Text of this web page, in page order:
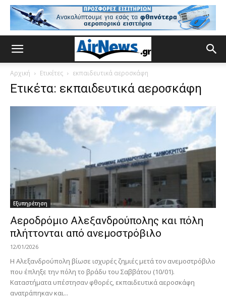
Αρχική Ετικέτες εκπαιδευτικά αεροσκάφη
Ετικέτα: εκπαιδευτικά αεροσκάφη
Εξυπηρέτηση
Αεροδρόμιο Αλεξανδρούπολης και πόλη
πλήττονται από ανεμοστρόβιλο
12/01/2026
Η Αλεξανδρούπολη βίωσε ισχυρές ζημιές μετά τον ανεμοστρόβιλο
που έπληξε την πόλη το βράδυ του Σαββάτου (10/01).
Καταστήματα υπέστησαν φθορές, εκπαιδευτικά αεροσκάφη
ανατράπηκαν και...